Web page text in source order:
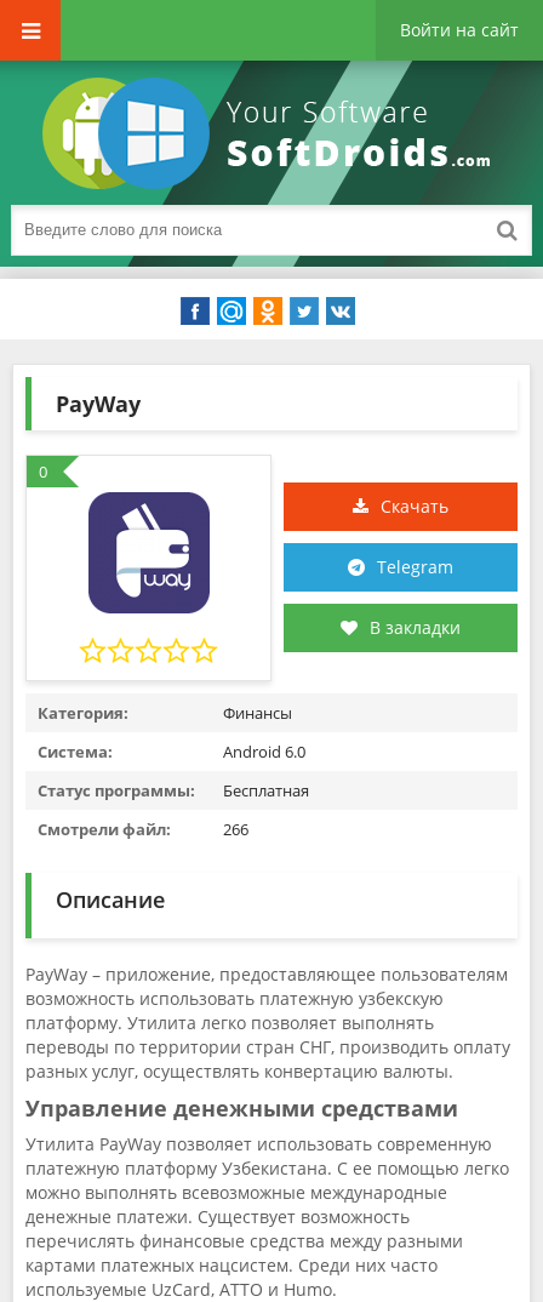
Войти на сайт
PayWay
0
Скачать
Telegram
В закладки
Категория:
Финансы
Система:
Android 6.0
Статус программы:
Бесплатная
Смотрели файл:
266
Описание
PayWay – приложение, предоставляющее пользователям
возможность использовать платежную узбекскую
платформу. Утилита легко позволяет выполнять
переводы по территории стран СНГ, производить оплату
разных услуг, осуществлять конвертацию валюты.
Управление денежными средствами
Утилита PayWay позволяет использовать современную
платежную платформу Узбекистана. С ее помощью легко
можно выполнять всевозможные международные
денежные платежи. Существует возможность
перечислять финансовые средства между разными
картами платежных нацсистем. Среди них часто
используемые UzCard, ATTO и Humo.